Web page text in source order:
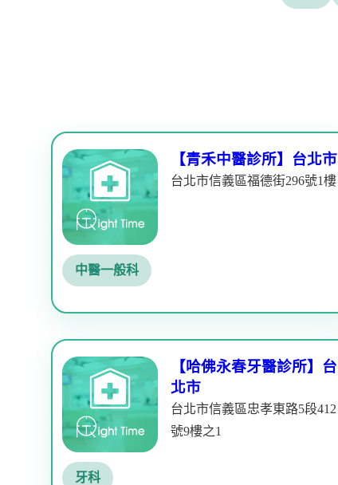
【青禾中醫診所】台北市
台北市信義區福德街296號1樓
中醫一般科
【哈佛永春牙醫診所】台
北市
台北市信義區忠孝東路5段412
號9樓之1
牙科